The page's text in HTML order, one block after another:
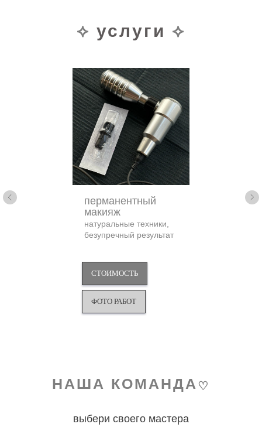
⟡ услуги ⟡
перманентный
макияж
натуральные техники,
безупречный результат
СТОИМОСТЬ
ФОТО РАБОТ
НАША КОМАНДА ♡
выбери своего мастера